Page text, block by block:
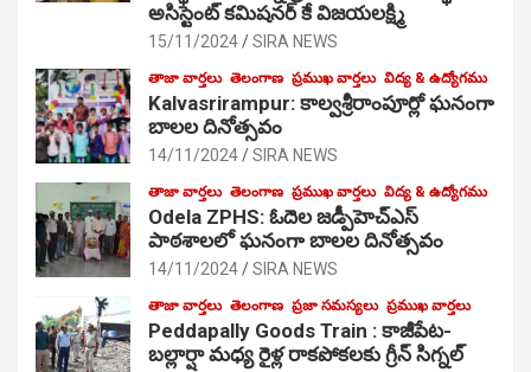
అసిస్టెంట్ కమిషనర్ కే విజయలక్ష్మి
15/11/2024 SIRA NEWS
తాజా వార్తలు తెలంగాణ ప్రముఖ వార్తలు విద్య & ఉద్యోగము
Kalvasrirampur: కాల్వశ్రీరాంపూర్లో ఘనంగా
బాలల దినోత్సవం
14/11/2024 SIRA NEWS
తాజా వార్తలు తెలంగాణ ప్రముఖ వార్తలు విద్య & ఉద్యోగము
Odela ZPHS: ఓదెల జ‌డ్పీహెచ్ఎస్
పాఠ‌శాల‌లో ఘనంగా బాలల దినోత్సవం
14/11/2024 SIRA NEWS
తాజా వార్తలు తెలంగాణ ప్రజా సమస్యలు ప్రముఖ వార్తలు
Peddapally Goods Train : కాజీపేట-
బల్లార్షా మధ్య రైళ్ల రాకపోకలకు గ్రీన్ సిగ్నల్